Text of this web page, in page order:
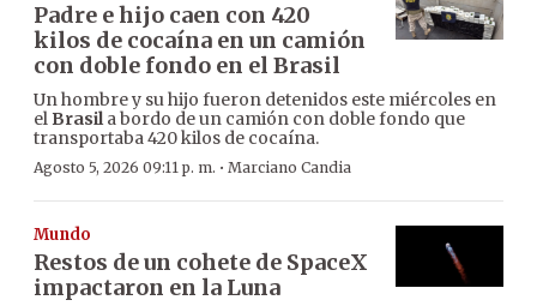
Padre e hijo caen con 420
kilos de cocaína en un camión
con doble fondo en el Brasil
Un hombre y su hijo fueron detenidos este miércoles en
el Brasila bordo de un camión con doble fondo que
transportaba 420 kilos de cocaína.
Agosto 5, 2026 09:11 p. m. · Marciano Candia
Mundo
Restos de un cohete de SpaceX
impactaron en la Luna